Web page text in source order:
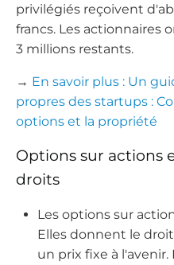
privilégiés reçoivent
francs. Les actionnaires
3 millions restants.
→ En savoir plus : Un
propres des startups :
options et la propriété
Options sur actions
droits
Les options sur
Elles donnent le
un prix fixe à l'avenir.